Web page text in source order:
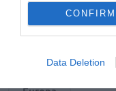
CONFIRM
Data Deletion
Tags